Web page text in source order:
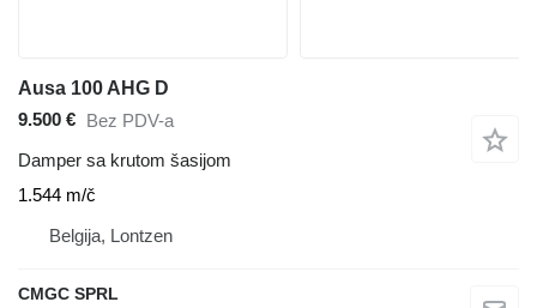
Ausa 100 AHG D
9.500 € Bez PDV-a
Damper sa krutom šasijom
1.544 m/č
Belgija, Lontzen
CMGC SPRL